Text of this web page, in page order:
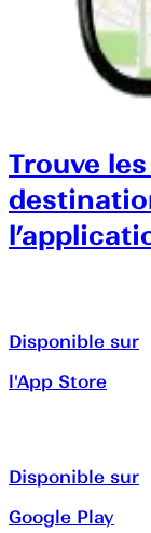
Trouve
Disponible sur
l'App Store
Disponible sur
Google Play